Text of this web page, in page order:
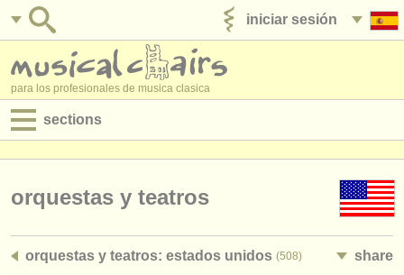
iniciar sesión
para los profesionales de musica clasica
sections
empleos - administración
orquestas y teatros
orquestas y teatros: estados unidos (508) share